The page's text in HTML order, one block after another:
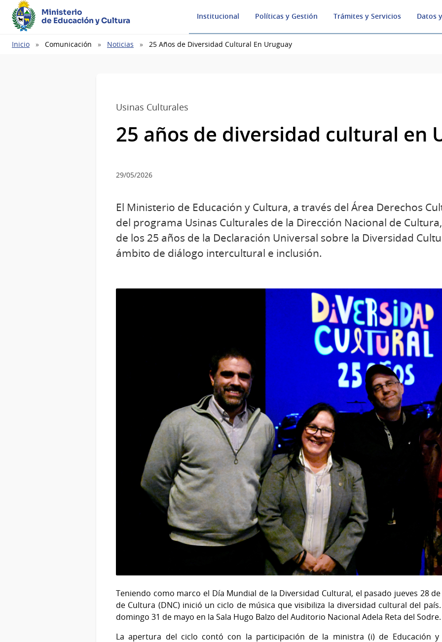
Ministerio
de Educación y Cultura
Institucional Políticas y Gestión Trámites y Servicios Datos
Ruta
Inicio Comunicación Noticias 25 Años de Diversidad Cultural En Uruguay
Usinas Culturales
25 años de diversidad cultural en
29/05/2026
El Ministerio de Educación y Cultura, a través del Área Derechos
del programa Usinas Culturales de la Dirección Nacional de
de los 25 años de la Declaración Universal sobre la Diversidad
ámbito de diálogo intercultural e inclusión.
Teniendo como marco el Día Mundial de la Diversidad Cultural, el pasado jueves 28
de Cultura (DNC) inició un ciclo de música que visibiliza la diversidad cultural del
domingo 31 de mayo en la Sala Hugo Balzo del Auditorio Nacional Adela Reta del Sodre.
La apertura del ciclo contó con la participación de la ministra (i) de Educación y